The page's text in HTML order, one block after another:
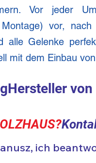
Vor jeder
vor,
alle Gelenke
mit dem Einbau
Hersteller
ich